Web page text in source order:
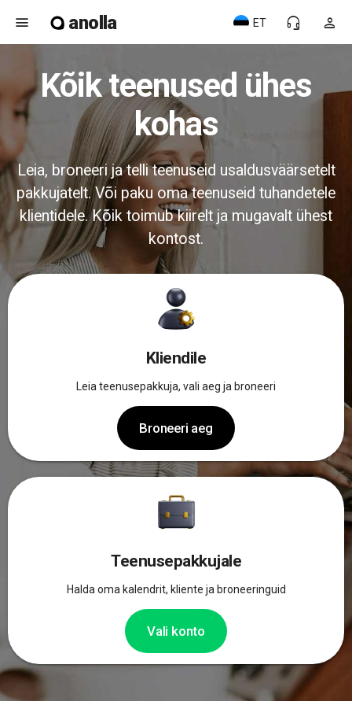
menu anolla person
headset_mic
ET
Kõik teenused ühes
kohas
Leia, broneeri ja telli teenuseid usaldusväärsetelt
pakkujatelt. Või paku oma teenuseid tuhandetele
klientidele. Kõik toimub kiirelt ja mugavalt ühest
kontost.
Kliendile
Leia teenusepakkuja, vali aeg ja broneeri
Broneeri aeg
Teenusepakkujale
Halda oma kalendrit, kliente ja broneeringuid
Vali konto